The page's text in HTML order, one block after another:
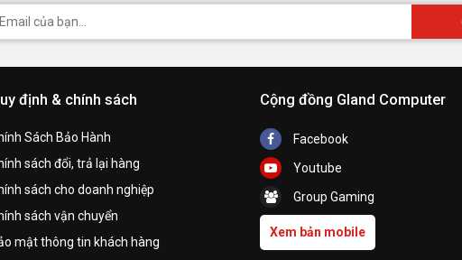
định & chính sách
Sách Bảo Hành
sách đổi, trả lại hàng
sách cho doanh nghiệp
sách vận chuyển
mật thông tin khách hàng
Cộng đồng Gland Computer
Facebook
Youtube
Group Gaming
Xem bản mobile